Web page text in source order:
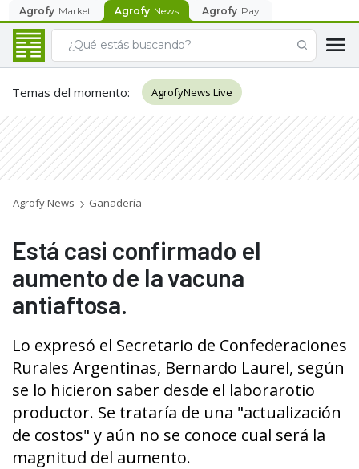
Agrofy Market Agrofy News Agrofy Pay
Temas del momento: AgrofyNews Live
Agrofy News Ganadería
Está casi confirmado el
aumento de la vacuna
antiaftosa.
Lo expresó el Secretario de Confederaciones
Rurales Argentinas, Bernardo Laurel, según
se lo hicieron saber desde el laborarotio
productor. Se trataría de una "actualización
de costos" y aún no se conoce cual será la
magnitud del aumento.